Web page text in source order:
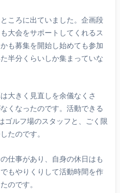
ころに出ていました。企画段
大会をサポートしてくれるス
も募集を開始し始めても参加
半分くらいしか集まっていな
大きく見直しを余儀なくさ
くなったのです。活動できる
ゴルフ場のスタッフと、ごく限
たのです。
仕事があり、自身の休日はも
もやりくりして活動時間を作
のです。